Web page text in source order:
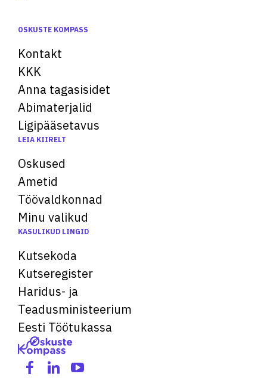
OSKUSTE KOMPASS
Kontakt
KKK
Anna tagasisidet
Abimaterjalid
Ligipääsetavus
LEIA KIIRELT
Oskused
Ametid
Töövaldkonnad
Minu valikud
KASULIKUD LINGID
Kutsekoda
Kutseregister
Haridus- ja
Teadusministeerium
Eesti Töötukassa